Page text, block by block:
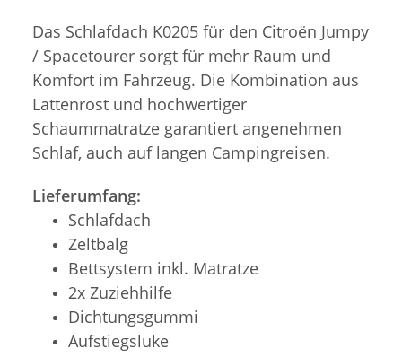
Das Schlafdach K0205 für den Citroën Jumpy
/ Spacetourer sorgt für mehr Raum und
Komfort im Fahrzeug. Die Kombination aus
Lattenrost und hochwertiger
Schaummatratze garantiert angenehmen
Schlaf, auch auf langen Campingreisen.
Lieferumfang:
Schlafdach
Zeltbalg
Bettsystem inkl. Matratze
2x Zuziehhilfe
Dichtungsgummi
Aufstiegsluke